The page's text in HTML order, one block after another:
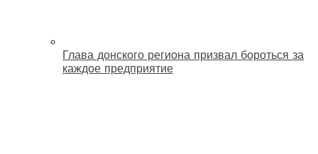
Глава донского региона призвал бороться за
каждое предприятие